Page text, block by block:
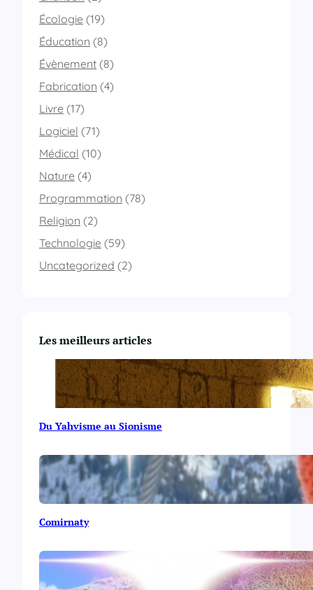
Écologie (19)
Éducation (8)
Évènement (8)
Fabrication (4)
Livre (17)
Logiciel (71)
Médical (10)
Nature (4)
Programmation (78)
Religion (2)
Technologie (59)
Uncategorized (2)
Les meilleurs articles
Du Yahvisme au Sionisme
Comirnaty